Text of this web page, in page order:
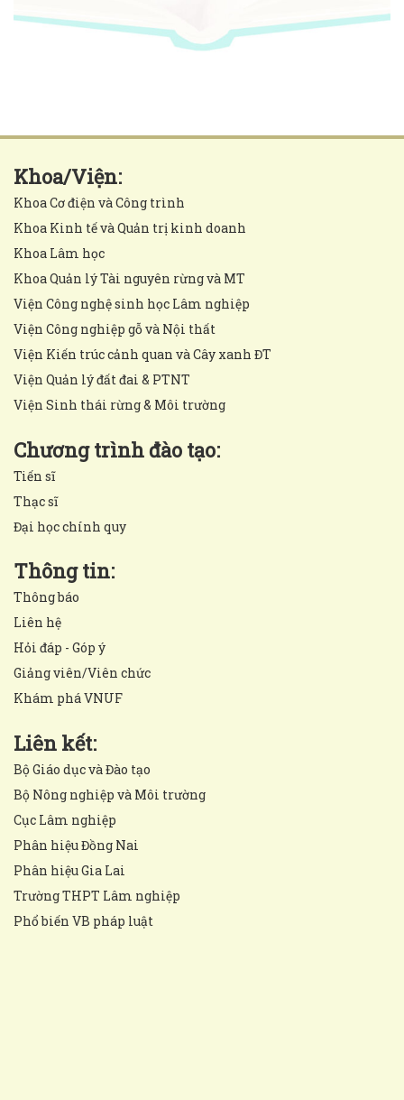
Khoa/Viện:
Khoa Cơ điện và Công trình
Khoa Kinh tế và Quản trị kinh doanh
Khoa Lâm học
Khoa Quản lý Tài nguyên rừng và MT
Viện Công nghệ sinh học Lâm nghiệp
Viện Công nghiệp gỗ và Nội thất
Viện Kiến trúc cảnh quan và Cây xanh ĐT
Viện Quản lý đất đai & PTNT
Viện Sinh thái rừng & Môi trường
Chương trình đào tạo:
Tiến sĩ
Thạc sĩ
Đại học chính quy
Thông tin:
Thông báo
Liên hệ
Hỏi đáp - Góp ý
Giảng viên/Viên chức
Khám phá VNUF
Liên kết:
Bộ Giáo dục và Đào tạo
Bộ Nông nghiệp và Môi trường
Cục Lâm nghiệp
Phân hiệu Đồng Nai
Phân hiệu Gia Lai
Trường THPT Lâm nghiệp
Phổ biến VB pháp luật